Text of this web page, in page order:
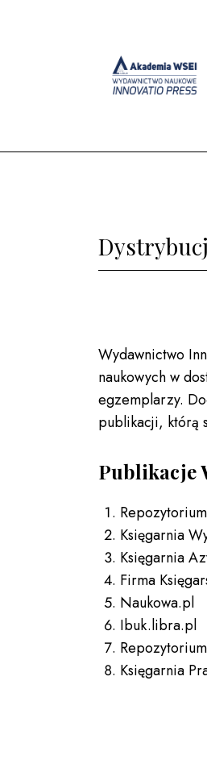
Wydawnictwo
naukowych w
egzemplarzy.
publikacji, którą
Publikacje
Księgarnia
Księgarnia
Firma
Naukowa.pl
Ibuk.libra.pl
Księgarnia